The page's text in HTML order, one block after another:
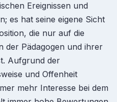
Ereignissen und
es hat seine eigene Sicht
die nur auf die
der Pädagogen und ihrer
Aufgrund der
und Offenheit
mehr Interesse bei dem